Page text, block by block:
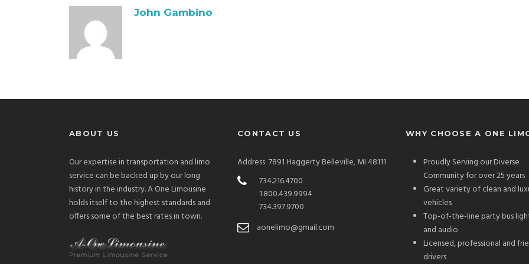
John Gambino
ABOUT US
Our expertise in transportation and limo
service can be backed up by our long
history in the industry. A One Limousine
holds itself to the highest standards and
offers some of the best rates in town.
CONTACT US
Address: 7891 Haggerty Belleville, MI 48111
734.216.4700
1.800.439.9994
734.397.9700
aonelimo@gmail.com
WHY CHOOSE A ONE
Proudly Serving our Diverse
Community for over 25 years
Great variety of clean and
vehicles
Top-of-the-line party bus
and audio
Licensed, professional and
drivers